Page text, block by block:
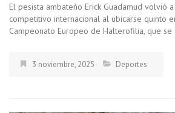
El pesista ambateño Erick Guadamud volvió
competitivo internacional al ubicarse quinto
Campeonato Europeo de Halterofilia, que
3 noviembre, 2025 Deportes